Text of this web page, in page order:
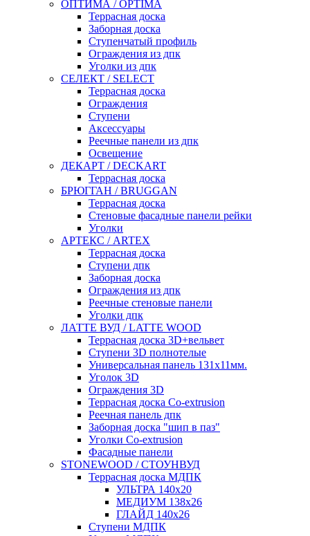
ОПТИМА / OPTIMA
Террасная доска
Заборная доска
Ступенчатый профиль
Ограждения из дпк
Уголки из дпк
СЕЛЕКТ / SELECT
Террасная доска
Ограждения
Ступени
Аксессуары
Реечные панели из дпк
Освещение
ДЕКАРТ / DECKART
Террасная доска
БРЮГГАН / BRUGGAN
Террасная доска
Стеновые фасадные панели рейки
Уголки
АРТЕКС / ARTEX
Террасная доска
Ступени дпк
Заборная доска
Ограждения из дпк
Реечные стеновые панели
Уголки дпк
ЛАТТЕ ВУД / LATTE WOOD
Террасная доска 3D+вельвет
Ступени 3D полнотелые
Универсальная панель 131x11мм.
Уголок 3D
Ограждения 3D
Террасная доска Co-extrusion
Реечная панель дпк
Заборная доска "шип в паз"
Уголки Co-extrusion
Фасадные панели
STONEWOOD / СТОУНВУД
Террасная доска МДПК
УЛЬТРА 140x20
МЕДИУМ 138x26
ГЛАЙД 140x26
Ступени МДПК